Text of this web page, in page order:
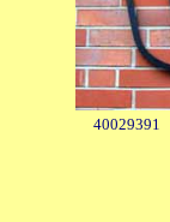
40029391